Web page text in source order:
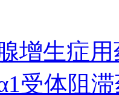
增生症
受体阻